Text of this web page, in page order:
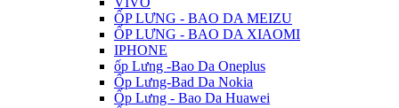
ỐP LƯNG - BAO DA MEIZU
ỐP LƯNG - BAO DA XIAOMI
IPHONE
ốp Lưng -Bao Da Oneplus
Ốp Lưng-Bad Da Nokia
Ốp Lưng - Bao Da Huawei